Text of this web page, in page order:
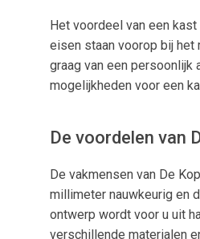
Het voordeel van een
eisen staan voorop bij het
graag van een persoonlijk
mogelijkheden voor een
De voordelen van
De vakmensen van De
millimeter nauwkeurig en
ontwerp wordt voor u uit
verschillende materialen